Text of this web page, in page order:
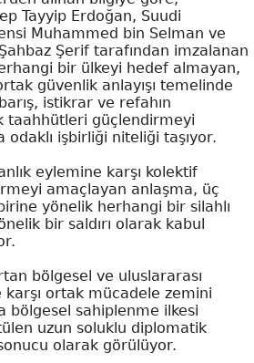
Tayyip Erdoğan, Suudi
Muhammed bin Selman ve
Şerif tarafından imzalanan
bir ülkeyi hedef almayan,
güvenlik anlayışı temelinde
istikrar ve refahın
taahhütleri güçlendirmeyi
işbirliği niteliği taşıyor.
eylemine karşı kolektif
amaçlayan anlaşma, üç
yönelik herhangi bir silahlı
bir saldırı olarak kabul
bölgesel ve uluslararası
ortak mücadele zemini
bölgesel sahiplenme ilkesi
uzun soluklu diplomatik
olarak görülüyor.